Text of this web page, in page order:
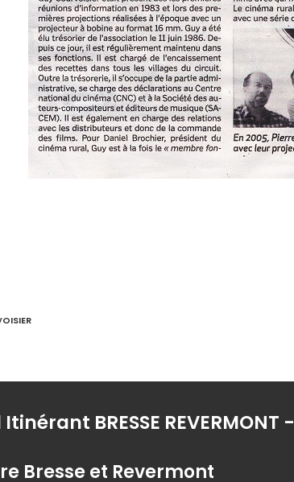
BRESSE REVERMONT -
Bresse et Revermont